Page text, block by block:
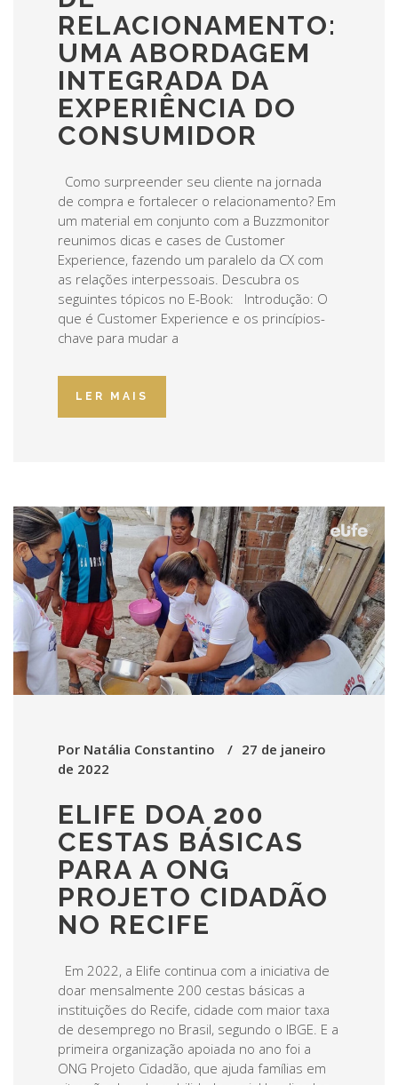
RELACIONAMENTO:
UMA ABORDAGEM
INTEGRADA DA
EXPERIÊNCIA DO
CONSUMIDOR
Como surpreender seu cliente na jornada
de compra e fortalecer o relacionamento? Em
um material em conjunto com a Buzzmonitor
reunimos dicas e cases de Customer
Experience, fazendo um paralelo da CX com
as relações interpessoais. Descubra os
seguintes tópicos no E-Book: Introdução: O
que é Customer Experience e os princípios-
chave para mudar a
LER MAIS
Por Natália Constantino
27 de janeiro
de 2022
ELIFE DOA 200
CESTAS BÁSICAS
PARA A ONG
PROJETO CIDADÃO
NO RECIFE
Em 2022, a Elife continua com a iniciativa de
doar mensalmente 200 cestas básicas a
instituições do Recife, cidade com maior taxa
de desemprego no Brasil, segundo o IBGE. E a
primeira organização apoiada no ano foi a
ONG Projeto Cidadão, que ajuda famílias em